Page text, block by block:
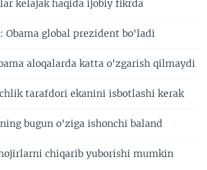
kelajak haqida ijobiy fikrda
global prezident bo'ladi
aloqalarda katta o'zgarish qilmaydi
tarafdori ekanini isbotlashi kerak
bugun o'ziga ishonchi baland
chiqarib yuborishi mumkin